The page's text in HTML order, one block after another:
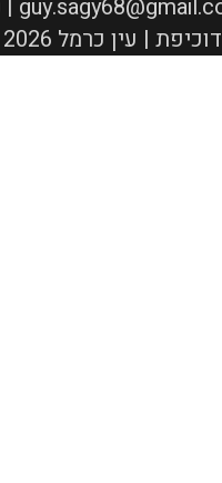
Copyright © 2026 דוכיפת | עין כרמל